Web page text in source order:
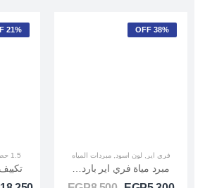
38% OFF
فري اير , لون اسود,مبردات المياه
مبرد مياة فري اير بارد ساخن (Freeair Air Water Dispenser Black)
21% OFF
1.5 حصان